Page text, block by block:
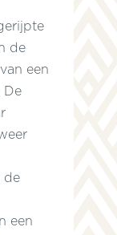
de
een
De
de
een